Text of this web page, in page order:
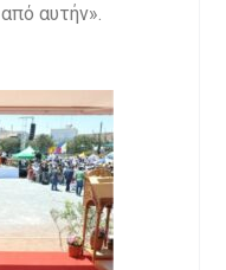
αυτήν».